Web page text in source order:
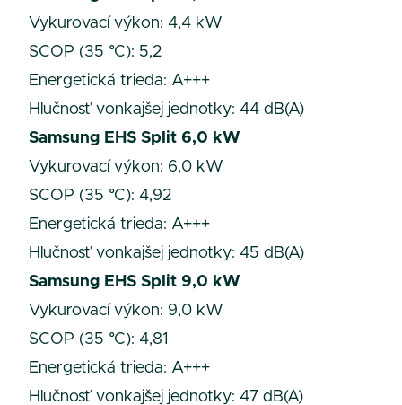
Vykurovací výkon: 4,4 kW
SCOP (35 °C): 5,2
Energetická trieda: A+++
Hlučnosť vonkajšej jednotky: 44 dB(A)
Samsung EHS Split 6,0 kW
Vykurovací výkon: 6,0 kW
SCOP (35 °C): 4,92
Energetická trieda: A+++
Hlučnosť vonkajšej jednotky: 45 dB(A)
Samsung EHS Split 9,0 kW
Vykurovací výkon: 9,0 kW
SCOP (35 °C): 4,81
Energetická trieda: A+++
Hlučnosť vonkajšej jednotky: 47 dB(A)